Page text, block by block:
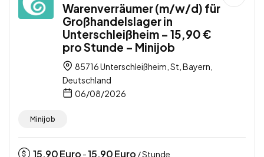
Warenverräumer (m/w/d) für
Großhandelslager in
Unterschleißheim – 15,90 €
pro Stunde – Minijob
85716 Unterschleißheim, St, Bayern,
Deutschland
06/08/2026
Minijob
15,90Euro -15,90Euro / Stunde